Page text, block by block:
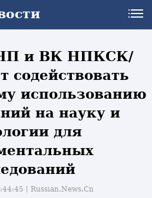
и ВК НПКСК/
содействовать
использованию
на науку и
для
丨Russian.News.Cn